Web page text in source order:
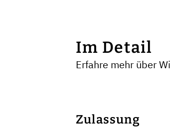
Im Detail
Erfahre mehr über
Zulassung